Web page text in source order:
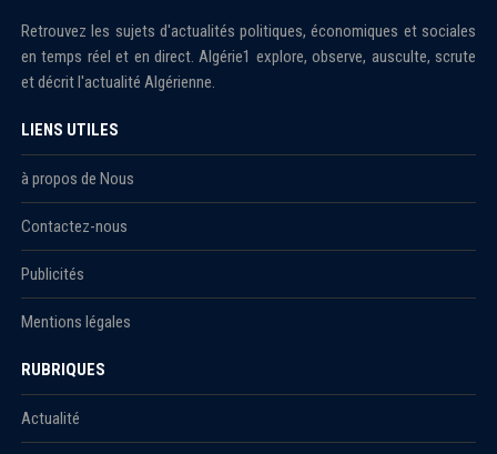
Retrouvez les sujets d'actualités politiques, économiques et sociales
en temps réel et en direct. Algérie1 explore, observe, ausculte, scrute
et décrit l'actualité Algérienne.
LIENS UTILES
à propos de Nous
Contactez-nous
Publicités
Mentions légales
RUBRIQUES
Actualité